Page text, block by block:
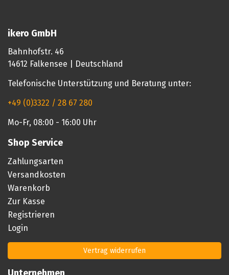
ikero GmbH
Bahnhofstr. 46
14612 Falkensee | Deutschland
Telefonische Unterstützung und Beratung unter:
+49 (0)3322 / 28 67 280
Mo-Fr, 08:00 - 16:00 Uhr
Shop Service
Zahlungsarten
Versandkosten
Warenkorb
Zur Kasse
Registrieren
Login
Vertrag widerrufen